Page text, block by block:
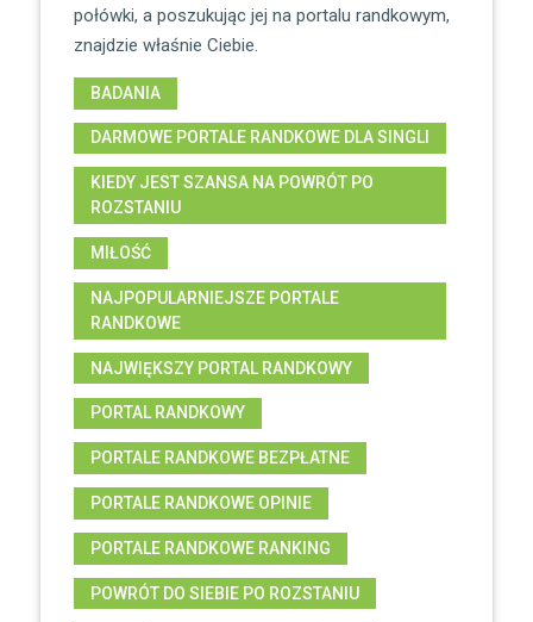
połówki, a poszukując jej na portalu randkowym,
znajdzie właśnie Ciebie.
BADANIA
DARMOWE PORTALE RANDKOWE DLA SINGLI
KIEDY JEST SZANSA NA POWRÓT PO
ROZSTANIU
MIŁOŚĆ
NAJPOPULARNIEJSZE PORTALE
RANDKOWE
NAJWIĘKSZY PORTAL RANDKOWY
PORTAL RANDKOWY
PORTALE RANDKOWE BEZPŁATNE
PORTALE RANDKOWE OPINIE
PORTALE RANDKOWE RANKING
POWRÓT DO SIEBIE PO ROZSTANIU